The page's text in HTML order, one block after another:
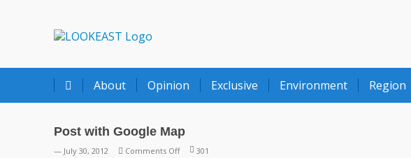
About Opinion Exclusive Environment Region
Post with Google Map
— July 30, 2012 Comments Offon
301